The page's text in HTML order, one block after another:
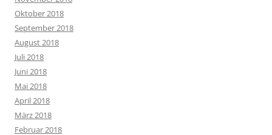
Oktober 2018
September 2018
August 2018
Juli 2018
Juni 2018
Mai 2018
April 2018
März 2018
Februar 2018